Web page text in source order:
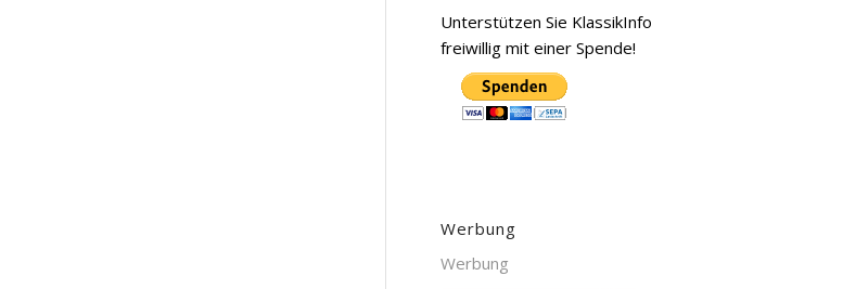
Unterstützen Sie KlassikInfo
freiwillig mit einer Spende!
Werbung
Werbung